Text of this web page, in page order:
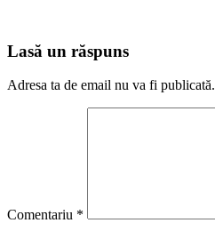
Lasă un răspuns
Adresa ta de email nu va fi publicată.
Comentariu *